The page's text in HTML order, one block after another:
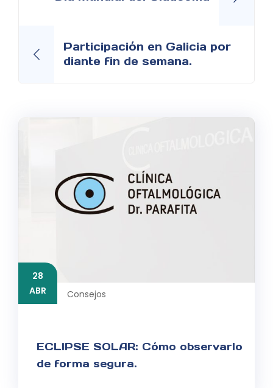
Participación en Galicia por
diante fin de semana.
28
ABR
Consejos
ECLIPSE SOLAR: Cómo observarlo
de forma segura.